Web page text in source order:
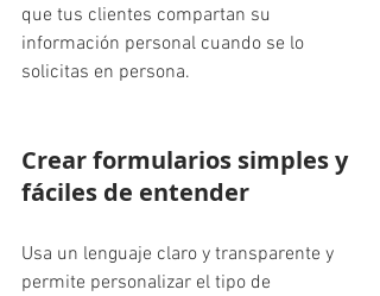
que tus clientes compartan su
información personal cuando se lo
solicitas en persona.
Crear formularios simples y
fáciles de entender
Usa un lenguaje claro y transparente y
permite personalizar el tipo de